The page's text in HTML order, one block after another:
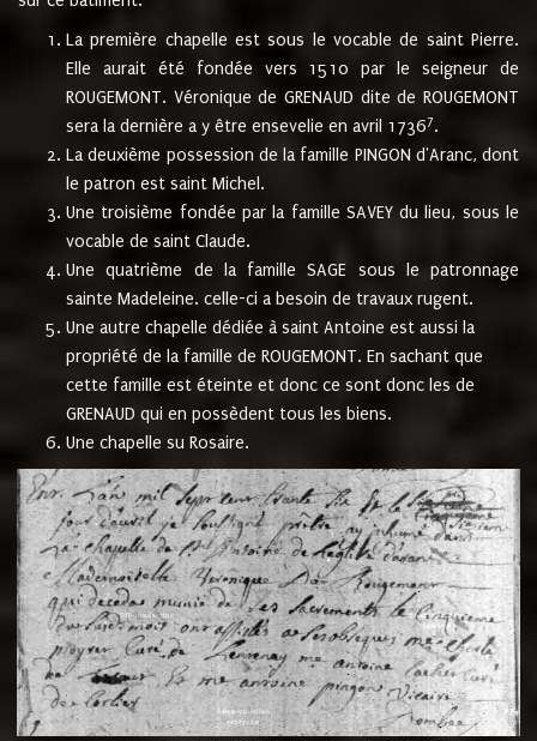
La première chapelle est sous le vocable de saint Pierre.
Elle aurait été fondée vers 1510 par le seigneur de
ROUGEMONT. Véronique de GRENAUD dite de ROUGEMONT
sera la dernière a y être ensevelie en avril 17367.
La deuxième possession de la famille PINGON d'Aranc, dont
le patron est saint Michel.
Une troisième fondée par la famille SAVEY du lieu, sous le
vocable de saint Claude.
Une quatrième de la famille SAGE sous le patronnage
sainte Madeleine. celle-ci a besoin de travaux rugent.
Une autre chapelle dédiée à saint Antoine est aussi la
propriété de la famille de ROUGEMONT. En sachant que
cette famille est éteinte et donc ce sont donc les de
GRENAUD qui en possèdent tous les biens.
Une chapelle su Rosaire.